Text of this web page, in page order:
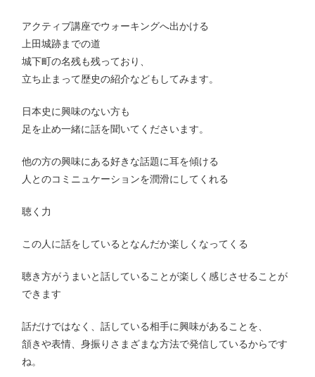
アクティブ講座でウォーキングへ出かける
上田城跡までの道
城下町の名残も残っており、
立ち止まって歴史の紹介などもしてみます。
日本史に興味のない方も
足を止め一緒に話を聞いてくださいます。
他の方の興味にある好きな話題に耳を傾ける
人とのコミニュケーションを潤滑にしてくれる
聴く力
この人に話をしているとなんだか楽しくなってくる
聴き方がうまいと話していることが楽しく感じさせることが
できます
話だけではなく、話している相手に興味があることを、
頷きや表情、身振りさまざまな方法で発信しているからです
ね。